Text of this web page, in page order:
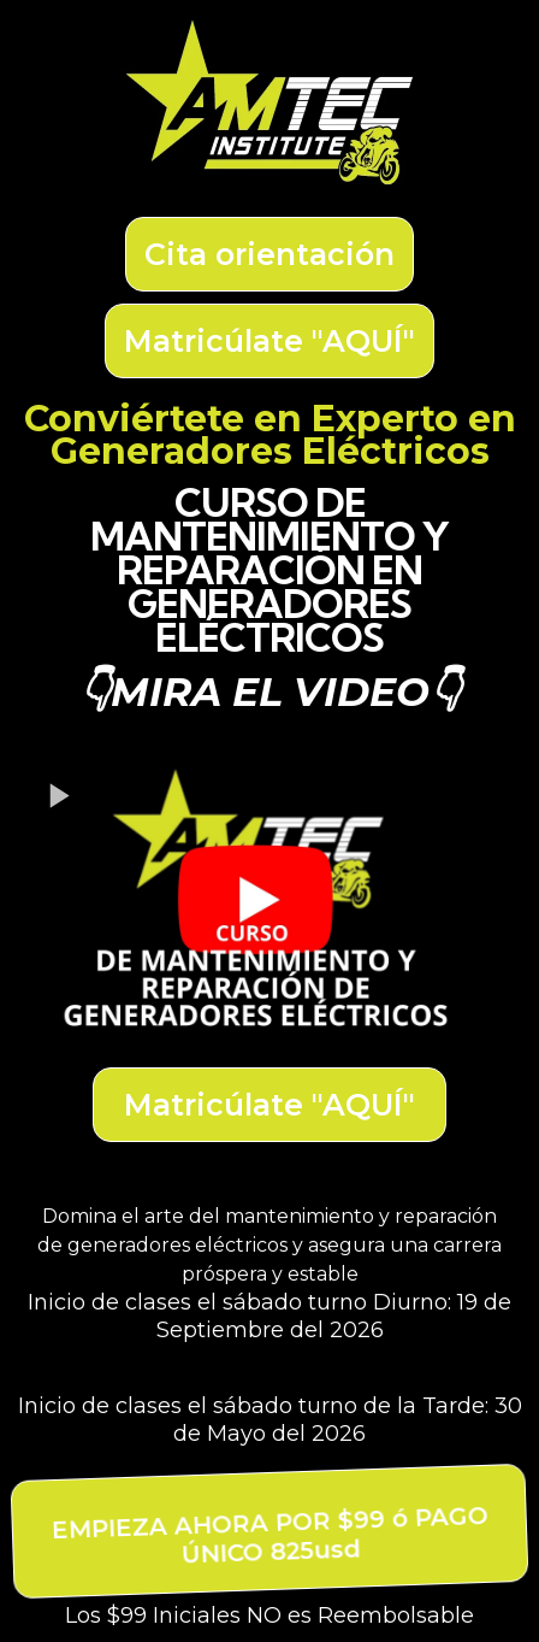
Cita orientación
Matricúlate "AQUÍ"
Conviértete en Experto en
Generadores Eléctricos
CURSO DE
MANTENIMIENTO Y
REPARACIÓN EN
GENERADORES
ELÉCTRICOS
👇MIRA EL VIDEO👇
Matricúlate "AQUÍ"
Domina el arte del mantenimiento y reparación
de generadores eléctricos y asegura una carrera
próspera y estable
Inicio de clases el sábado turno Diurno: 19 de
Septiembre del 2026
Inicio de clases el sábado turno de la Tarde: 30
de Mayo del 2026
EMPIEZA AHORA POR $99 ó PAGO
ÚNICO 825usd
Los $99 Iniciales NO es Reembolsable